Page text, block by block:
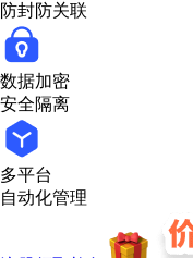
防封防关联
数据加密
安全隔离
多平台
自动化管理